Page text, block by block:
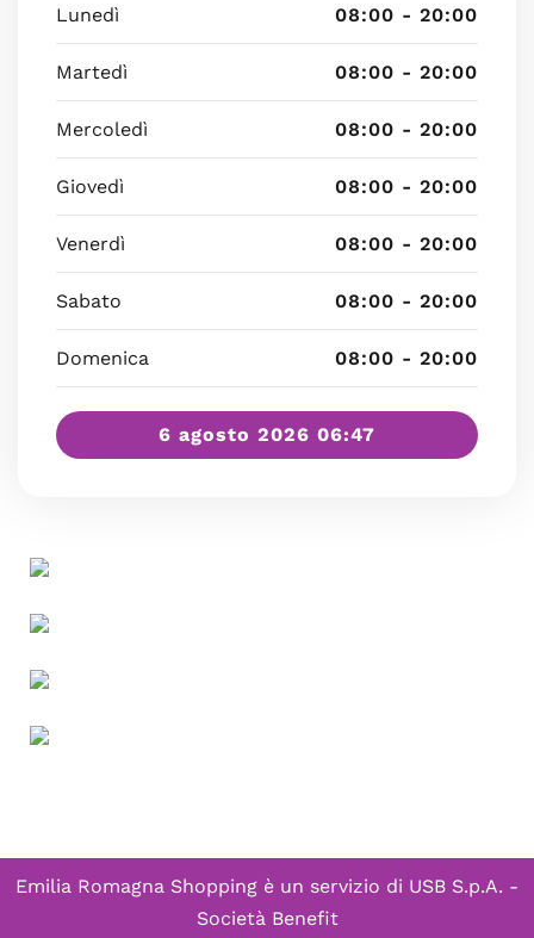
Lunedì 08:00 - 20:00
Martedì 08:00 - 20:00
Mercoledì 08:00 - 20:00
Giovedì 08:00 - 20:00
Venerdì 08:00 - 20:00
Sabato 08:00 - 20:00
Domenica 08:00 - 20:00
6 agosto 2026 06:47
Emilia Romagna Shopping è un servizio di USB S.p.A. -
Società Benefit